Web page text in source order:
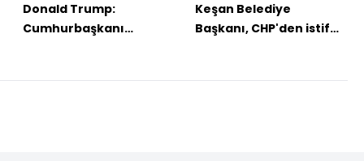
Donald Trump:
Cumhurbaşkanı
Keşan Belediye
Başkanı, CHP'den istifa